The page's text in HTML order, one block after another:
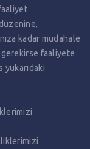
kadar müdahale
gerekirse faaliyete
yukarıdaki